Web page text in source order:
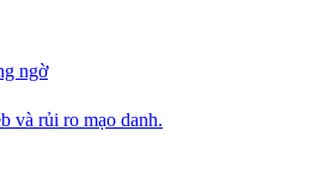
ngờ
và rủi ro mạo danh.